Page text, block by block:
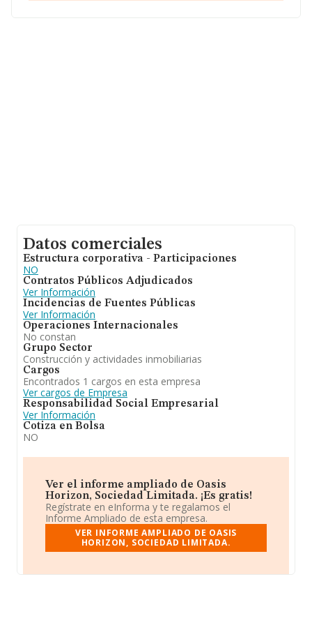
Datos comerciales
Estructura corporativa - Participaciones
NO
Contratos Públicos Adjudicados
Ver Información
Incidencias de Fuentes Públicas
Ver Información
Operaciones Internacionales
No constan
Grupo Sector
Construcción y actividades inmobiliarias
Cargos
Encontrados 1 cargos en esta empresa
Ver cargos de Empresa
Responsabilidad Social Empresarial
Ver Información
Cotiza en Bolsa
NO
Ver el informe ampliado de Oasis
Horizon, Sociedad Limitada. ¡Es gratis!
Regístrate en eInforma y te regalamos el
Informe Ampliado de esta empresa.
VER INFORME AMPLIADO DE OASIS
HORIZON, SOCIEDAD LIMITADA.